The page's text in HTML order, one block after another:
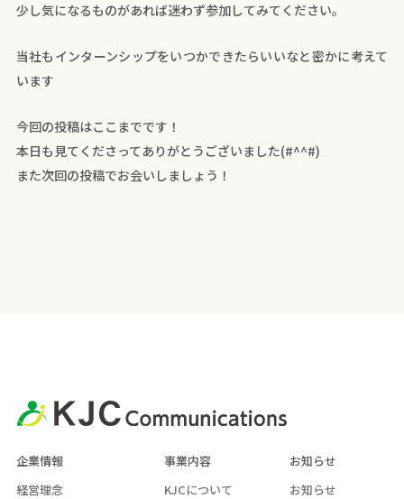
少し気になるものがあれば迷わず参加してみてください。
当社もインターンシップをいつかできたらいいなと密かに考えて
います
今回の投稿はここまでです！
本日も見てくださってありがとうございました(#^^#)
また次回の投稿でお会いしましょう！
企業情報
経営理念
事業内容
KJCについて
お知らせ
お知らせ